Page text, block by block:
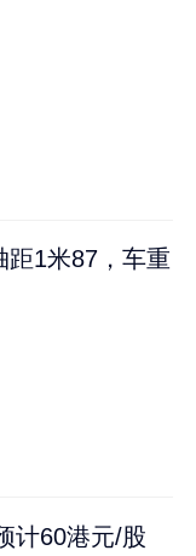
距1米87，车重
计60港元/股